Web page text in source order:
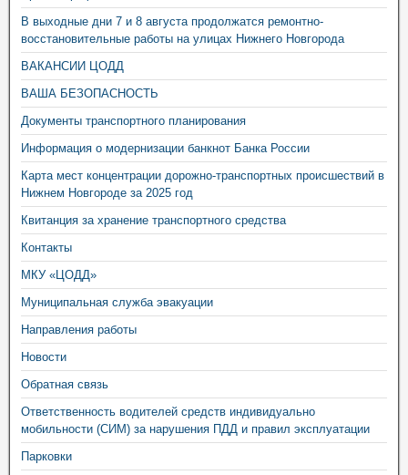
В выходные дни 7 и 8 августа продолжатся ремонтно-
восстановительные работы на улицах Нижнего Новгорода
ВАКАНСИИ ЦОДД
ВАША БЕЗОПАСНОСТЬ
Документы транспортного планирования
Информация о модернизации банкнот Банка России
Карта мест концентрации дорожно-транспортных происшествий в
Нижнем Новгороде за 2025 год
Квитанция за хранение транспортного средства
Контакты
МКУ «ЦОДД»
Муниципальная служба эвакуации
Направления работы
Новости
Обратная связь
Ответственность водителей средств индивидуально
мобильности (СИМ) за нарушения ПДД и правил эксплуатации
Парковки